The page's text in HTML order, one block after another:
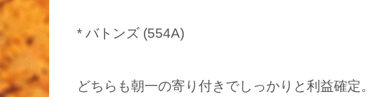
* バトンズ (554A)
どちらも朝一の寄り付きでしっかりと利益確定。